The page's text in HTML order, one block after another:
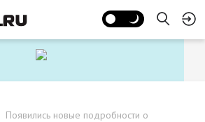
Появились новые подробности о